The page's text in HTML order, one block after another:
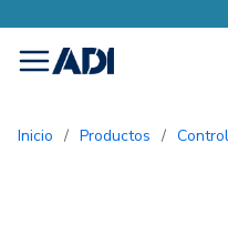
menu
Inicio / Productos /